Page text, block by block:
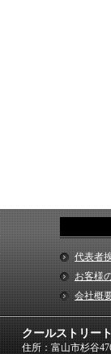
代表者
お客様
会社概
クールストリー
住所：富山市杉谷